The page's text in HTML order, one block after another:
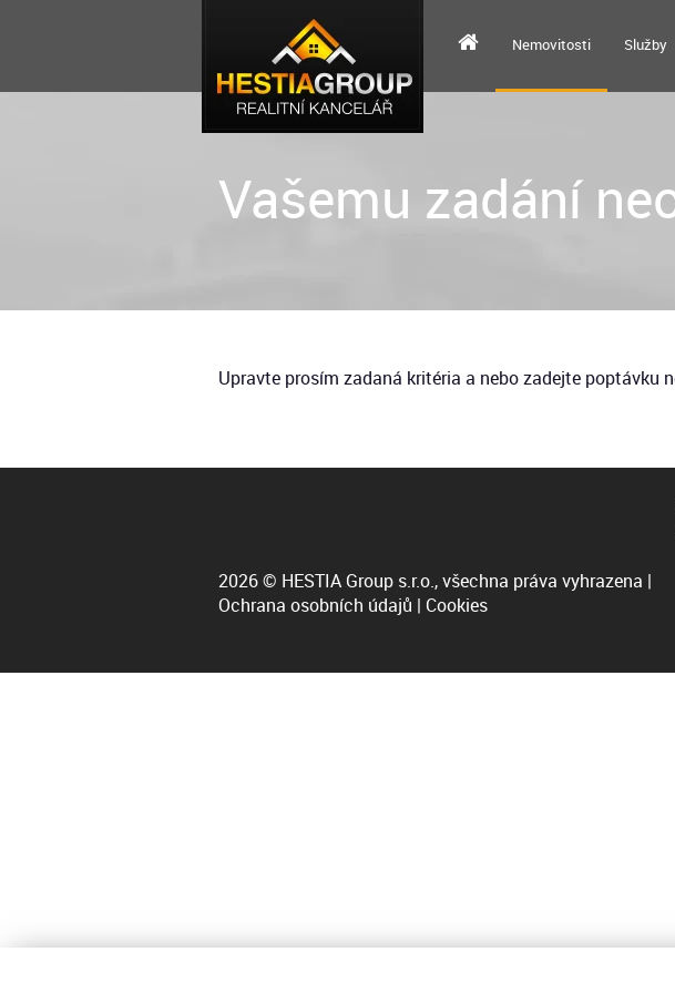
Nemovitosti Služby
Vašemu zadání
Upravte prosím zadaná kritéria a nebo zadejte poptávku
2026 © HESTIA Group s.r.o., všechna práva vyhrazena |
Ochrana osobních údajů | Cookies